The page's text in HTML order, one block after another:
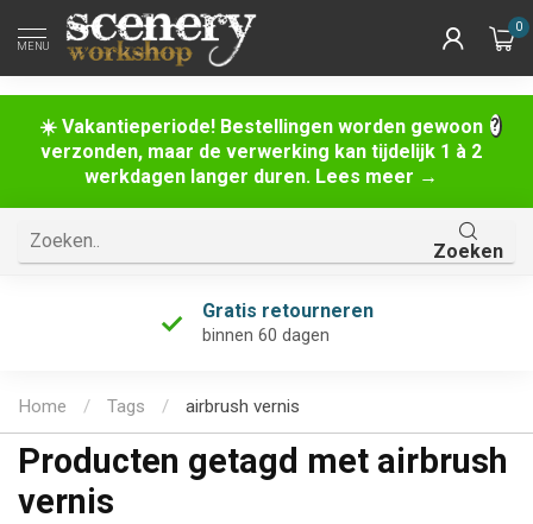
☀️ Vakantieperiode! Bestellingen worden gewoon
verzonden, maar de verwerking kan tijdelijk 1 à 2
werkdagen langer duren. Lees meer →
MENU
0
Zoeken
Gratis retourneren
binnen 60 dagen
Home / Tags / airbrush vernis
Producten getagd met airbrush
vernis